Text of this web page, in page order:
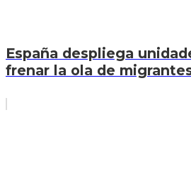
España despliega
frenar la ola de